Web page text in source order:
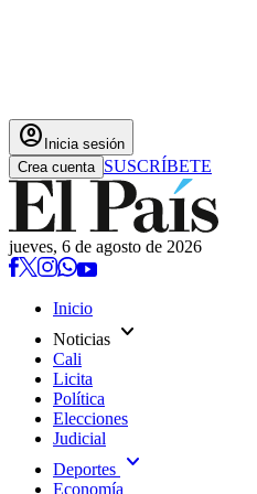
account_circle Inicia sesión
Crea cuenta SUSCRÍBETE
jueves, 6 de agosto de 2026
Inicio
Noticias expand_more
Cali
Licita
Política
Elecciones
Judicial
Deportes expand_more
Economía